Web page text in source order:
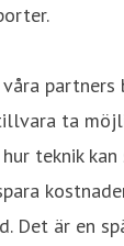
våra
ta
teknik kan
Det är en